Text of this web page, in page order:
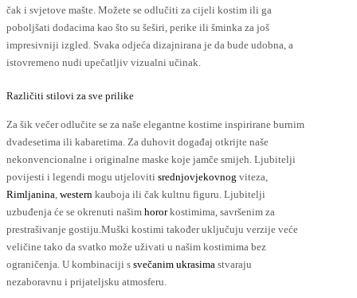
čak i svjetove mašte. Možete se odlučiti za cijeli kostim ili ga
poboljšati dodacima kao što su šeširi, perike ili šminka za još
impresivniji izgled. Svaka odjeća dizajnirana je da bude udobna, a
istovremeno nudi upečatljiv vizualni učinak.
Različiti stilovi za sve prilike
Za šik večer odlučite se za naše elegantne kostime inspirirane burnim
dvadesetima ili kabaretima. Za duhovit događaj otkrijte naše
nekonvencionalne i originalne maske koje jamče smijeh. Ljubitelji
povijesti i legendi mogu utjeloviti srednjovjekovnog viteza,
Rimljanina western kauboja ili čak kultnu figuru. Ljubitelji
uzbuđenja će se okrenuti našim hororkostimima, savršenim za
prestrašivanje gostiju.Muški kostimi također uključuju verzije veće
veličine tako da svatko može uživati ​​u našim kostimima bez
ograničenja. U kombinaciji s svečanim ukrasima stvaraju
nezaboravnu i prijateljsku atmosferu.